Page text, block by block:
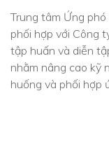
Trung tâm Ứng
phối hợp với Công
tập huấn và diễn
nhằm nâng cao kỹ
huống và phối hợp